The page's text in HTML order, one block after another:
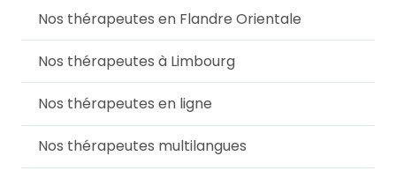
Nos thérapeutes en Flandre Orientale
Nos thérapeutes à Limbourg
Nos thérapeutes en ligne
Nos thérapeutes multilangues